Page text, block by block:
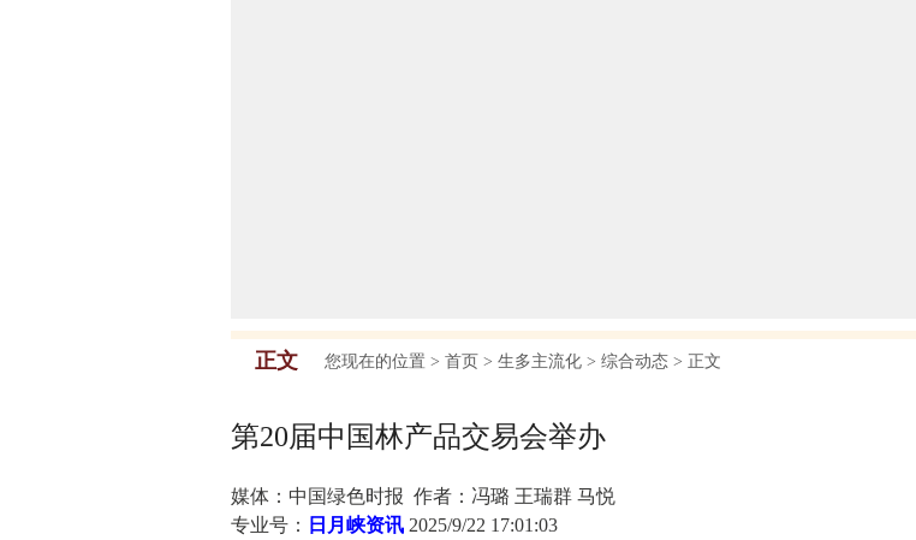
正文 您现在的位置 > 首页 > 生多主流化 > 综合动态 > 正文
第20届中国林产品交易会举办
媒体：中国绿色时报 作者：冯璐 王瑞群 马悦
专业号：
日月峡资讯 2025/9/22 17:01:03